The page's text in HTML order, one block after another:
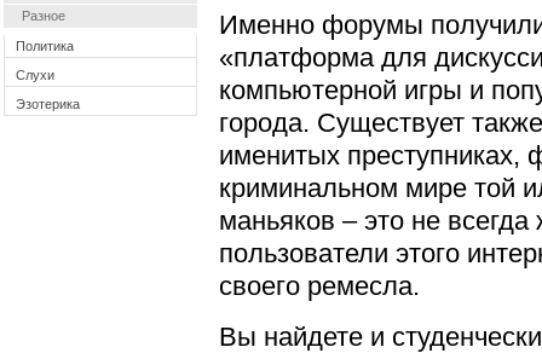
Именно форумы
«платформа для
компьютерной игры и
города. Существует
именитых преступниках,
криминальном мире той
маньяков – это не
пользователи этого
своего ремесла.
Вы найдете и
Разное
Политика
Слухи
Эзотерика